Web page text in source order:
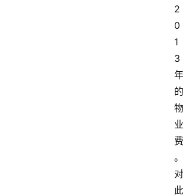
2
0
1
3
年
的
物
业
费
。
对
此